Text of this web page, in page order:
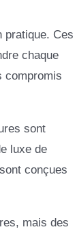
pratique. Ces
chaque
compromis
sont
luxe de
conçues
mais des